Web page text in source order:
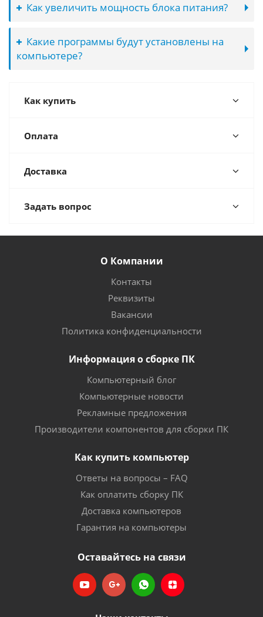
Как увеличить мощность блока питания?
Какие программы будут установлены на
компьютере?
Как купить
Оплата
Доставка
Задать вопрос
О Компании
Контакты
Реквизиты
Вакансии
Политика конфиденциальности
Информация о сборке ПК
Компьютерный блог
Компьютерные новости
Рекламные предложения
Производители компонентов для сборки ПК
Как купить компьютер
Ответы на вопросы – FAQ
Как оплатить сборку ПК
Доставка компьютеров
Гарантия на компьютеры
Оставайтесь на связи